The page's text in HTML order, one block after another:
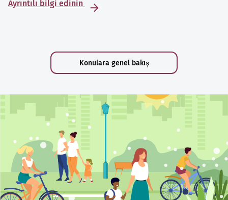
Ayrıntılı bilgi edinin
Konulara genel bakış